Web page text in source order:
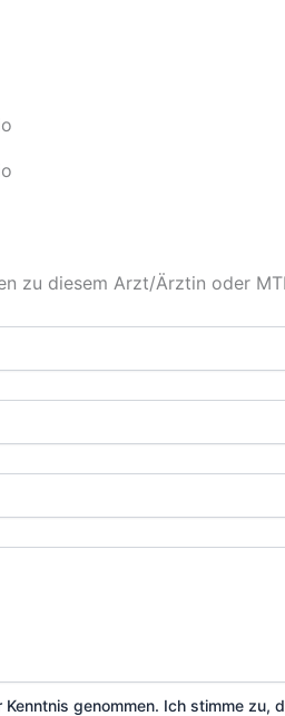
zu diesem Arzt/Ärztin oder
Kenntnis genommen. Ich stimme zu,